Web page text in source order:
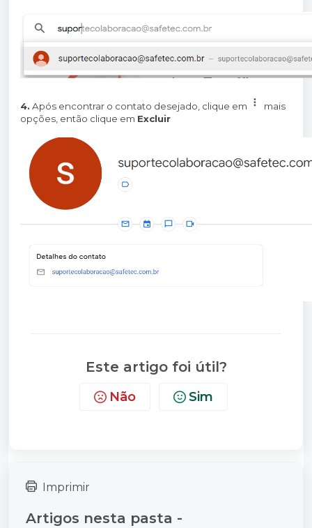
4. Após encontrar o contato desejado, clique em
mais
opções, então clique em Excluir
Este artigo foi útil?
Não Sim
Imprimir
Artigos nesta pasta -